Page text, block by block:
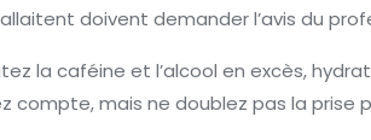
doivent demander l’avis du
la caféine et l’alcool en excès,
compte, mais ne doublez pas la prise